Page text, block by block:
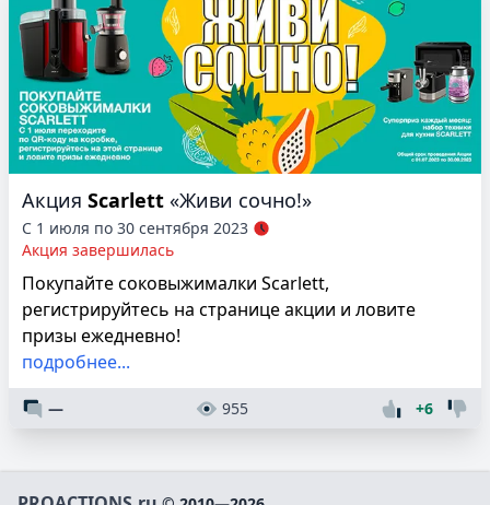
Акция Scarlett «Живи сочно!»
С 1 июля по 30 сентября 2023
Акция завершилась
Покупайте соковыжималки Scarlett,
регистрируйтесь на странице акции и ловите
призы ежедневно!
подробнее...
— 955 +6